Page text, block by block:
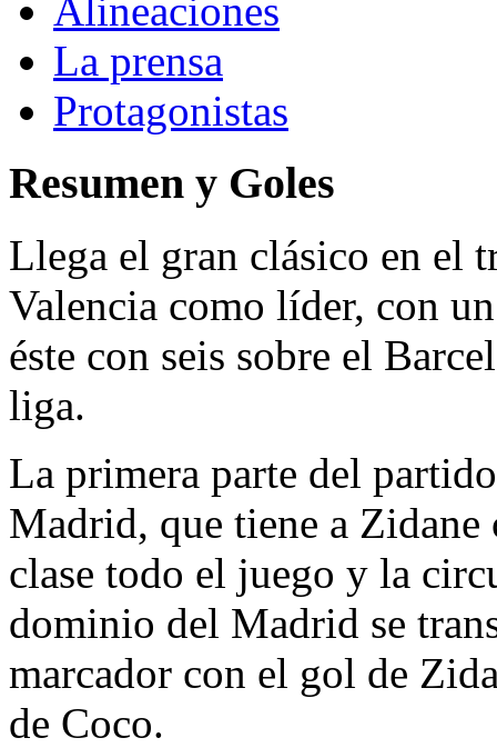
Alineaciones
La prensa
Protagonistas
Resumen y Goles
Llega el gran clásico en el
Valencia como líder, con
éste con seis sobre el
liga.
La primera parte del
Madrid, que tiene a
clase todo el juego y la
dominio del Madrid se
marcador con el gol de
de Coco.